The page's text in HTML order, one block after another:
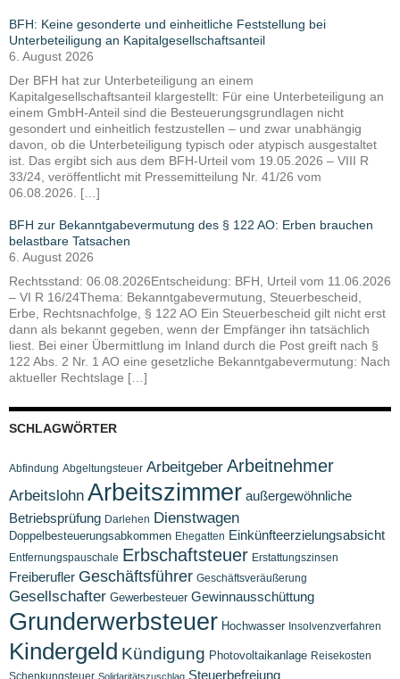
BFH: Keine gesonderte und einheitliche Feststellung bei
Unterbeteiligung an Kapitalgesellschaftsanteil
6. August 2026
Der BFH hat zur Unterbeteiligung an einem
Kapitalgesellschaftsanteil klargestellt: Für eine Unterbeteiligung an
einem GmbH-Anteil sind die Besteuerungsgrundlagen nicht
gesondert und einheitlich festzustellen – und zwar unabhängig
davon, ob die Unterbeteiligung typisch oder atypisch ausgestaltet
ist. Das ergibt sich aus dem BFH-Urteil vom 19.05.2026 – VIII R
33/24, veröffentlicht mit Pressemitteilung Nr. 41/26 vom
06.08.2026. […]
BFH zur Bekanntgabevermutung des § 122 AO: Erben brauchen
belastbare Tatsachen
6. August 2026
Rechtsstand: 06.08.2026Entscheidung: BFH, Urteil vom 11.06.2026
– VI R 16/24Thema: Bekanntgabevermutung, Steuerbescheid,
Erbe, Rechtsnachfolge, § 122 AO Ein Steuerbescheid gilt nicht erst
dann als bekannt gegeben, wenn der Empfänger ihn tatsächlich
liest. Bei einer Übermittlung im Inland durch die Post greift nach §
122 Abs. 2 Nr. 1 AO eine gesetzliche Bekanntgabevermutung: Nach
aktueller Rechtslage […]
SCHLAGWÖRTER
Abfindung Abgeltungsteuer Arbeitgeber Arbeitnehmer
Arbeitslohn Arbeitszimmer außergewöhnliche
Betriebsprüfung Darlehen Dienstwagen
Doppelbesteuerungsabkommen Ehegatten Einkünfteerzielungsabsicht
Entfernungspauschale Erbschaftsteuer Erstattungszinsen
Freiberufler Geschäftsführer Geschäftsveräußerung
Gesellschafter Gewerbesteuer Gewinnausschüttung
Grunderwerbsteuer Hochwasser Insolvenzverfahren
Kindergeld Kündigung Photovoltaikanlage Reisekosten
Schenkungsteuer Solidaritätszuschlag Steuerbefreiung